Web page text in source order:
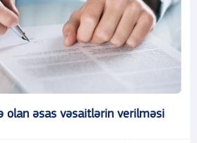
olan əsas vəsaitlərin verilməsi